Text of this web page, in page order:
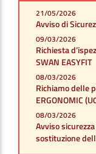
21/05/2026
Avviso di
09/03/2026
Richiesta
SWAN EASYFIT
08/03/2026
Richiamo delle
ERGONOMIC
08/03/2026
Avviso
sostituzione